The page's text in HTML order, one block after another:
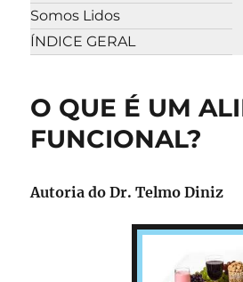
Somos Lidos
ÍNDICE GERAL
O QUE É UM
FUNCIONAL?
Autoria do Dr. Telmo Diniz